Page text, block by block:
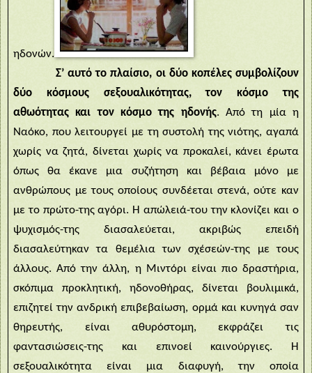
ηδονών.
Σ’ αυτό το πλαίσιο, οι δύο κοπέλες συμβολίζουν
δύο κόσμους σεξουαλικότητας, τον κόσμο της
αθωότητας και τον κόσμο της ηδονής. Από τη μία η
Ναόκο, που λειτουργεί με τη συστολή της νιότης, αγαπά
χωρίς να ζητά, δίνεται χωρίς να προκαλεί, κάνει έρωτα
όπως θα έκανε μια συζήτηση και βέβαια μόνο με
ανθρώπους με τους οποίους συνδέεται στενά, ούτε καν
με το πρώτο-της αγόρι. Η απώλειά-του την κλονίζει και ο
ψυχισμός-της διασαλεύεται, ακριβώς επειδή
διασαλεύτηκαν τα θεμέλια των σχέσεών-της με τους
άλλους. Από την άλλη, η Μιντόρι είναι πιο δραστήρια,
σκόπιμα προκλητική, ηδονοθήρας, δίνεται βουλιμικά,
επιζητεί την ανδρική επιβεβαίωση, ορμά και κυνηγά σαν
θηρευτής, είναι αθυρόστομη, εκφράζει τις
φαντασιώσεις-της και επινοεί καινούργιες. Η
σεξουαλικότητα είναι μια διαφυγή, την οποία